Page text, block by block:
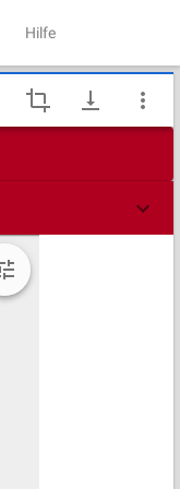
Hilfe